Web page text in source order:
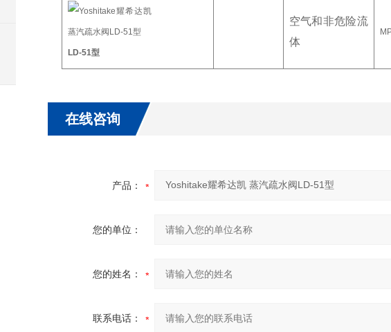
LD-51型
空气和非危险流
体
在线咨询
产品：
您的单位：
您的姓名：
联系电话：